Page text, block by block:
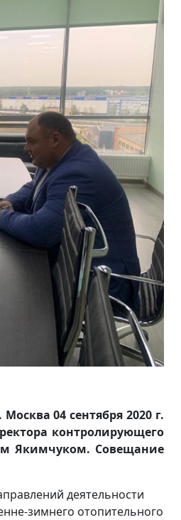
04 сентября 2020 г.
контролирующего
Якимчуком. Совещание
деятельности
зимнего отопительного